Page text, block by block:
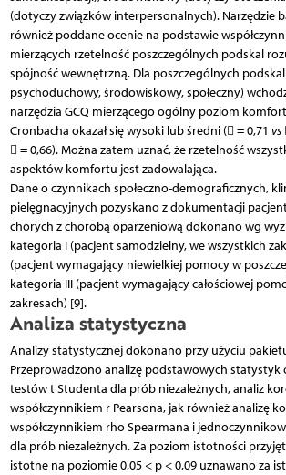
(dotyczy związków interpersonalnych). Narzędzie
również poddane ocenie na podstawie
mierzących rzetelność poszczególnych podskal
spójność wewnętrzną. Dla poszczególnych
psychoduchowy, środowiskowy, społeczny)
narzędzia GCQ mierzącego ogólny poziom
Cronbacha okazał się wysoki lub średni ( = 0,71 vs
 = 0,66). Można zatem uznać, że rzetelność
aspektów komfortu jest zadowalająca.
Dane o czynnikach społeczno-demograficznych,
pielęgnacyjnych pozyskano z dokumentacji
chorych z chorobą oparzeniową dokonano wg
kategoria I (pacjent samodzielny, we wszystkich
(pacjent wymagający niewielkiej pomocy w
kategoria III (pacjent wymagający całościowej
zakresach) [9].
Analiza statystyczna
Analizy statystycznej dokonano przy użyciu pakietu
Przeprowadzono analizę podstawowych statystyk
testów t Studenta dla prób niezależnych, analiz
współczynnikiem r Pearsona, jak również analizę
współczynnikiem rho Spearmana i
dla prób niezależnych. Za poziom istotności
istotne na poziomie 0,05 < p < 0,09 uznawano za